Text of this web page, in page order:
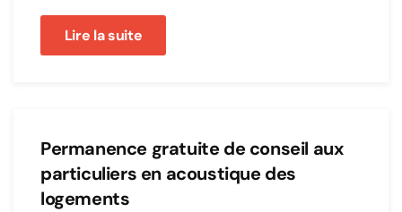
Lire la suite
Permanence gratuite de conseil aux
particuliers en acoustique des
logements